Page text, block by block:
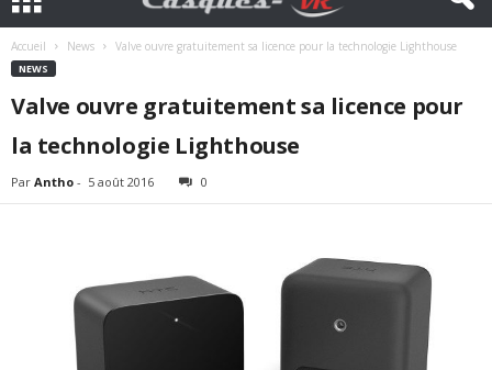
Accueil News Valve ouvre gratuitement sa licence pour la technologie Lighthouse
NEWS
Valve ouvre gratuitement sa licence pour
la technologie Lighthouse
Par Antho - 5 août 2016 0